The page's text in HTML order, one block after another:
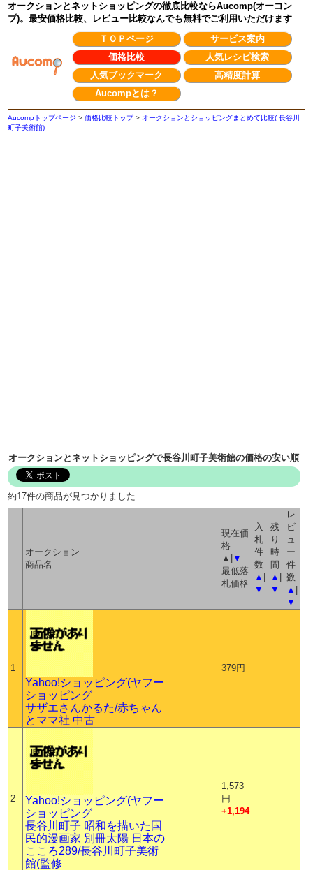
オークションとネットショッピングの徹底比較ならAucomp(オーコン
プ)。最安価格比較、レビュー比較なんでも無料でご利用いただけます
ＴＯＰページ
サービス案内
価格比較
人気レシピ検索
人気ブックマーク
高精度計算
Aucompとは？
Aucompトップページ >価格比較トップ> オークションとショッピングまとめて比較( 長谷川
町子美術館)
オークションとネットショッピングで長谷川町子美術館の価格の安い順
約17件の商品が見つかりました
オークション
商品名
現在価
格
▲|▼
最低落
札価格
入
札
件
数
▲ |
▼
残
り
時
間
▲ |
▼
レ
ビ
ュ
ー
件
数
▲ |
▼
1
Yahoo!ショッピング(ヤフー
ショッピング
サザエさんかるた/赤ちゃん
とママ社 中古
379円
2
Yahoo!ショッピング(ヤフー
ショッピング
長谷川町子 昭和を描いた国
民的漫画家 別冊太陽 日本の
こころ289/長谷川町子美術
館(監修
1,573
円
+1,194